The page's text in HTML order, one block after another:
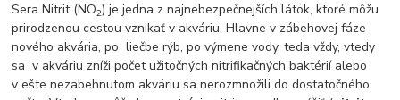
Sera Nitrit (NO2) je jedna z najnebezpečnejších látok, ktoré môžu
prirodzenou cestou vznikať v akváriu. Hlavne v zábehovej fáze
nového akvária, po liečbe rýb, po výmene vody, teda vždy, vtedy
sa v akváriu zníži počet užitočných nitrifikačných baktérií alebo
v ešte nezabehnutom akváriu sa nerozmnožili do dostatočného